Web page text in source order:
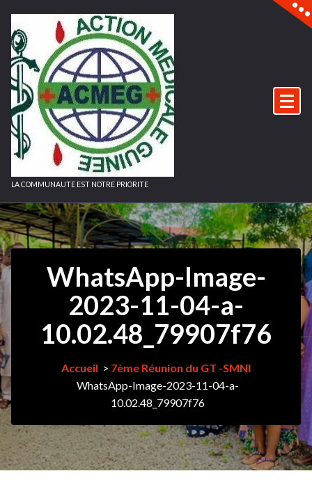
contenu
LA COMMUNAUTE EST NOTRE PRIORITE
WhatsApp-Image-
2023-11-04-a-
10.02.48_79907f76
Accueil > 7ème Réunion du GT -SMNI
WhatsApp-Image-2023-11-04-a-
10.02.48_79907f76